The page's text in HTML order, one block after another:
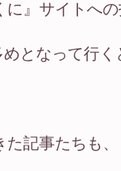
』サイトへの
となって行く
記事たちも、